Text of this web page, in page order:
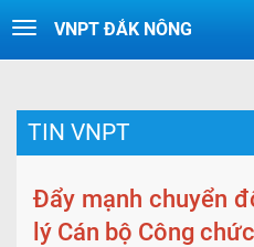
Toggle
navigation
VNPT ĐẮK NÔNG
TIN VNPT
Đẩy mạnh chuyển
lý Cán bộ Công